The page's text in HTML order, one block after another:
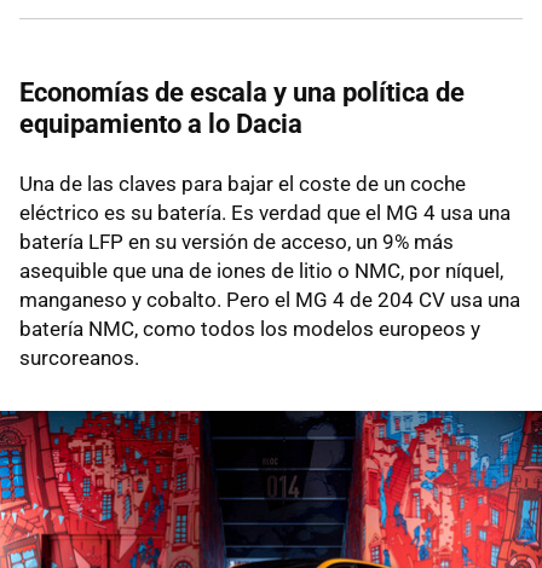
Economías de escala y una política de
equipamiento a lo Dacia
Una de las claves para bajar el coste de un coche
eléctrico es su batería. Es verdad que el MG 4 usa una
batería LFP en su versión de acceso, un 9% más
asequible que una de iones de litio o NMC, por níquel,
manganeso y cobalto. Pero el MG 4 de 204 CV usa una
batería NMC, como todos los modelos europeos y
surcoreanos.